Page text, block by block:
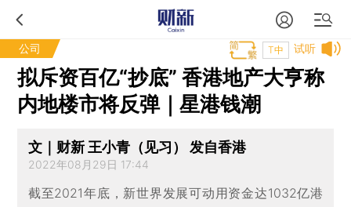
公司 试听
T中
拟斥资百亿“抄底” 香港地产大亨称
内地楼市将反弹｜星港钱潮
文｜财新 王小青（见习） 发自香港
2022年08月29日 17:44
截至2021年底，新世界发展可动用资金达1032亿港